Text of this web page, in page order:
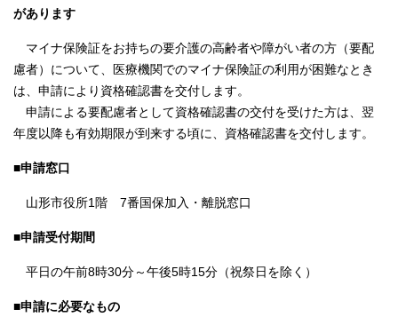
があります
マイナ保険証をお持ちの要介護の高齢者や障がい者の方（要配
慮者）について、医療機関でのマイナ保険証の利用が困難なとき
は、申請により資格確認書を交付します。
申請による要配慮者として資格確認書の交付を受けた方は、翌
年度以降も有効期限が到来する頃に、資格確認書を交付します。
■申請窓口
山形市役所1階 7番国保加入・離脱窓口
■申請受付期間
平日の午前8時30分～午後5時15分（祝祭日を除く）
■申請に必要なもの